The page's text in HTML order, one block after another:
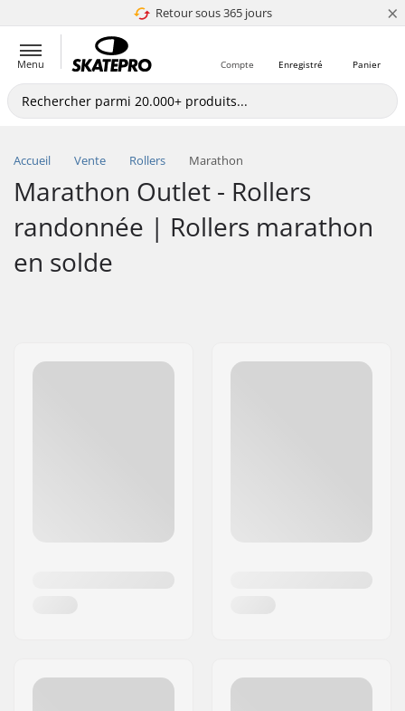
Retour sous 365 jours
4.8 de 5 ×
Menu Panier
Enregistré
Compte
Accueil Vente Rollers Marathon
Marathon Outlet - Rollers
randonnée | Rollers marathon
en solde